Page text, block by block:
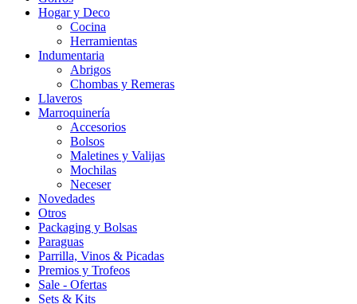
Hogar y Deco
Cocina
Herramientas
Indumentaria
Abrigos
Chombas y Remeras
Llaveros
Marroquinería
Accesorios
Bolsos
Maletines y Valijas
Mochilas
Neceser
Novedades
Otros
Packaging y Bolsas
Paraguas
Parrilla, Vinos & Picadas
Premios y Trofeos
Sale - Ofertas
Sets & Kits